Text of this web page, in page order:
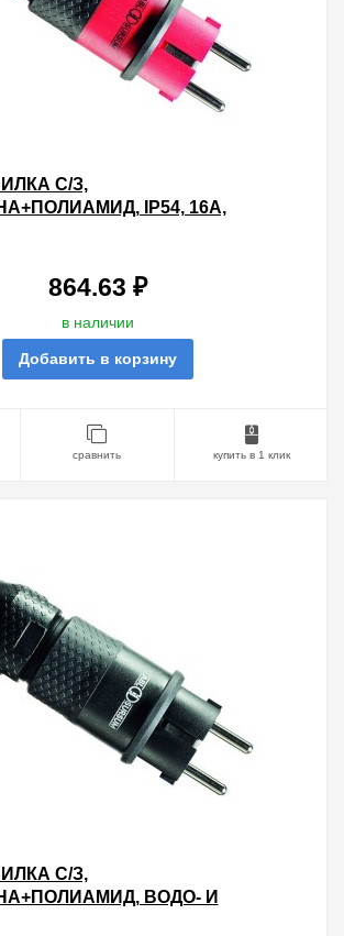
С/З,
IP54, 16A,
864.63 ₽
в наличии
Добавить в корзину
сравнить купить в 1 клик
С/З,
ВОДО- И